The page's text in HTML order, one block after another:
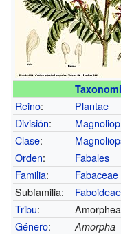
Reino:
Plantae
División:
Clase:
Orden:
Fabales
Familia:
Fabaceae
Subfamilia:
Faboideae
Tribu:
Género: Amorpha